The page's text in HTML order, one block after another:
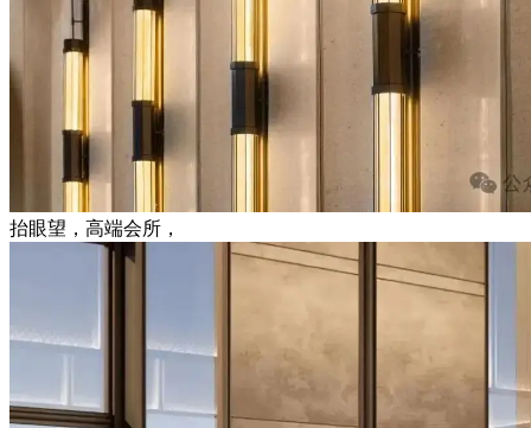
抬眼望，高端会所，